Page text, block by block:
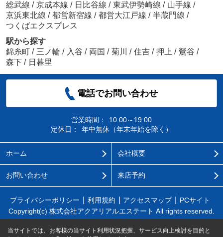
総武線 / 京成本線 / 日比谷線 / 東武伊勢崎線 / 山手線 /
京浜東北線 / 都営新宿線 / 都営大江戸線 / 半蔵門線 /
つくばエクスプレス
駅から探す
錦糸町 / 三ノ輪 / 入谷 / 両国 / 菊川 / 住吉 / 押上 / 鶯谷 /
森下 / 日暮里
電話でお問い合わせ
営業時間：
10:00～19:00
定休日：
年中無休（年末年始を除く）
ホーム 会社概要
お問い合わせ 来店予約
プライバシーポリシー 利用規約 アクセスマップ
PCサイト
Copyright(c) 株式会社アクアリアルエステート All rights reserved.
当サイトでは、お客様の当サイト利用状況把握、サービス向上検討を目的と